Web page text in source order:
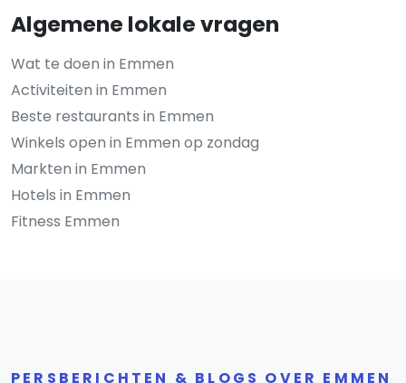
Algemene lokale vragen
Wat te doen in Emmen
Activiteiten in Emmen
Beste restaurants in Emmen
Winkels open in Emmen op zondag
Markten in Emmen
Hotels in Emmen
Fitness Emmen
PERSBERICHTEN & BLOGS OVER EMMEN